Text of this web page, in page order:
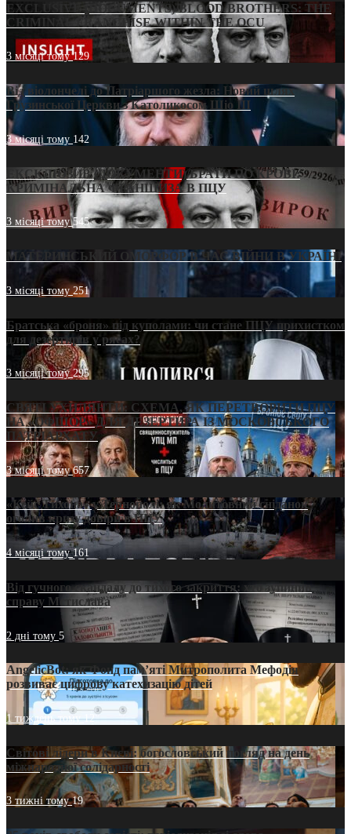
EXCLUSIVE (DOCUMENTS)/BLOOD BROTHERS: THE
CRIMINAL FRANCHISE WITHIN THE OCU
3 місяці тому129
Від віолончелі до Патріаршого жезла: Новий шлях
Грузинської Церкви з Католикосом Шіо III
3 місяці тому 142
ЕКСКЛЮЗИВ (ДОКУМЕНТИ)/БРАТИ ПО КРОВІ:
КРИМІНАЛЬНА ФРАНШИЗА В ПЦУ
3 місяці тому545
МАТЕРИНСЬКИЙ ОМОРФОР В ЧАС ВІЙНИ В УКРАЇНІ
3 місяці тому251
Братська «броня» під куполами: чи стане ПЦУ прихистком
для дезертирів у рясах?
3 місяці тому295
СВЯТІ УХИЛЯНТИ: СХЕМА, ЯК ПЕРЕТВОРИТИ ПЦУ
НА «ОФШОР» ДЛЯ ДЕЗЕРТИРА ІЗ МОСКОВСЬКОГО
ПАТРІАРХАТУ
3 місяці тому657
«Кейс Тихона» у Тернополі: як Молитовний сніданок
оголив кризу довіри в ПЦУ
4 місяці тому161
Від гучного скандалу до тихого закриття: хто зупинив
справу Мстислава
2 дні тому 5
AngelicBot: як Фонд пам’яті Митрополита Мефодія
розвиває цифрову катехизацію дітей
1 тиждень тому12
Світові лідери в Києві: богословський погляд на день
міжнародної солідарності
3 тижні тому19